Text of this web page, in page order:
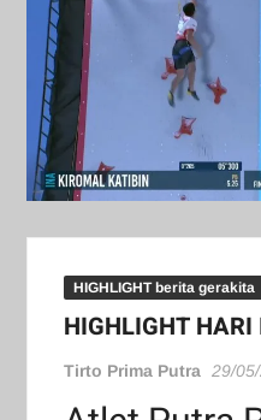
HIGHLIGHT berita gerakita
HIGHLIGHT HARI
Tirto Prima Putra 29/